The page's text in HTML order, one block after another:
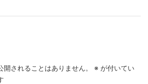
開されることはありません。 ※ が付いてい